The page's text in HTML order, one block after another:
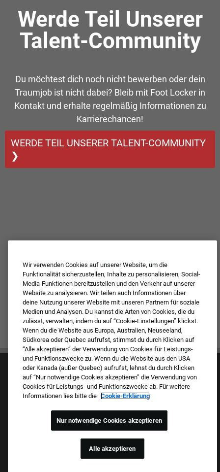
Werde Teil Unserer
Talent-Community
Du möchtest dich noch nicht bewerben oder dein
Traumjob ist nicht dabei? Bleib mit Foot Locker in
Kontakt und erhalte regelmäßig Informationen zu
Karrierechancen!
WERDE TEIL UNSERER TALENT-COMMUNITY
❯
Kultur & Werte
Unsere Marken
Zurückkehrender Bewerber
FAQ – Häufig gestellte Fragen
Wir verwenden Cookies auf unserer Website, um die
Funktionalität sicherzustellen, Inhalte zu personalisieren, Social-
Media-Funktionen bereitzustellen und den Verkehr auf unserer
Website zu analysieren. Wir teilen auch Informationen über
deine Nutzung unserer Website mit unseren Partnern für soziale
Medien und Analysen. Du kannst die Arten von Cookies, die du
zulässt, verwalten, indem du auf “Cookie-Einstellungen” klickst.
Wenn du die Website aus Europa, Australien, Neuseeland,
Südkorea oder Quebec aufrufst, stimmst du durch Klicken auf
“Alle akzeptieren” der Verwendung von Cookies für Leistungs-
und Funktionszwecke zu. Wenn du die Website aus den USA
oder Kanada (außer Quebec) aufrufst, lehnst du durch Klicken
auf “Nur notwendige Cookies akzeptieren” die Verwendung von
Cookies für Leistungs- und Funktionszwecke ab. Für weitere
Informationen lies bitte die Cookie-Erklärung
Nur notwendige Cookies akzeptieren
Alle akzeptieren